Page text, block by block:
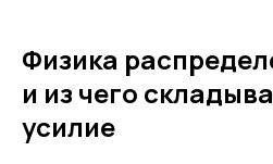
Физика
и из чего
усилие